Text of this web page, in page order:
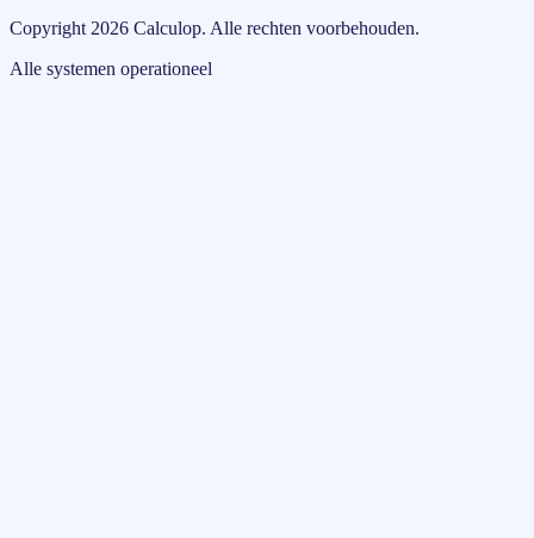
Copyright 2026 Calculop. Alle rechten voorbehouden.
Alle systemen operationeel